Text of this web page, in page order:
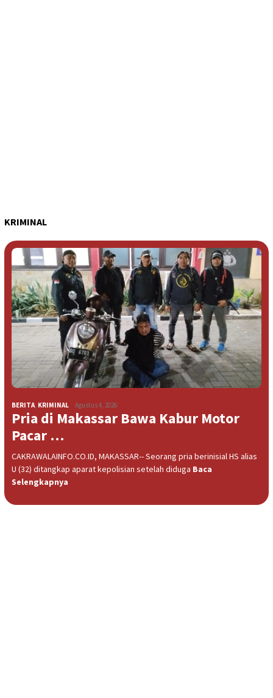
KRIMINAL
BERITA KRIMINAL Agustus 4, 2026
Pria di Makassar Bawa Kabur Motor
Pacar …
CAKRAWALAINFO.CO.ID, MAKASSAR-- Seorang pria berinisial HS alias
U (32) ditangkap aparat kepolisian setelah diduga Baca
Selengkapnya